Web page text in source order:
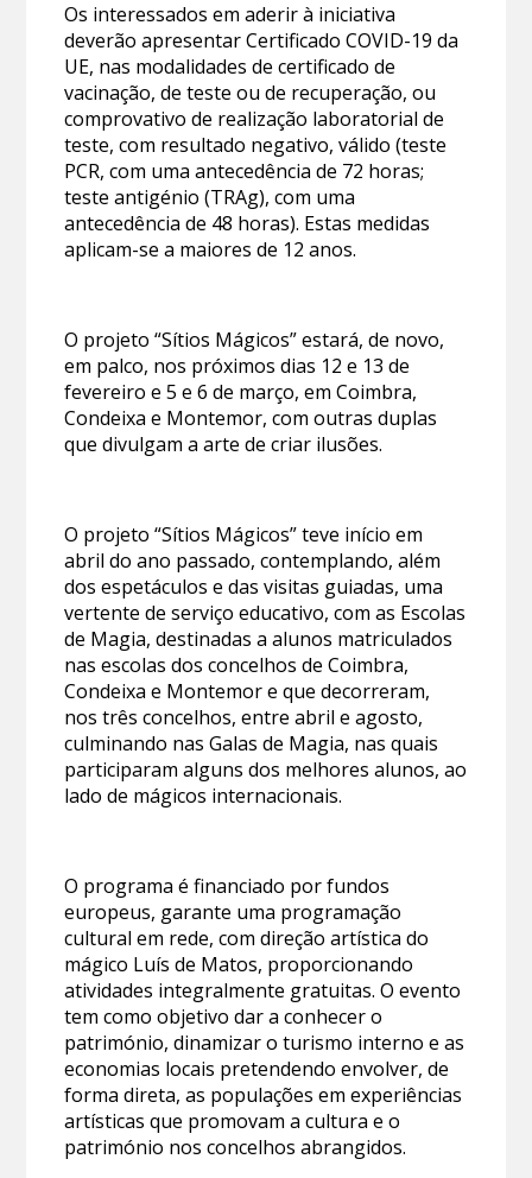
Os interessados em aderir à iniciativa
deverão apresentar Certificado COVID-19 da
UE, nas modalidades de certificado de
vacinação, de teste ou de recuperação, ou
comprovativo de realização laboratorial de
teste, com resultado negativo, válido (teste
PCR, com uma antecedência de 72 horas;
teste antigénio (TRAg), com uma
antecedência de 48 horas). Estas medidas
aplicam-se a maiores de 12 anos.
O projeto “Sítios Mágicos” estará, de novo,
em palco, nos próximos dias 12 e 13 de
fevereiro e 5 e 6 de março, em Coimbra,
Condeixa e Montemor, com outras duplas
que divulgam a arte de criar ilusões.
O projeto “Sítios Mágicos” teve início em
abril do ano passado, contemplando, além
dos espetáculos e das visitas guiadas, uma
vertente de serviço educativo, com as Escolas
de Magia, destinadas a alunos matriculados
nas escolas dos concelhos de Coimbra,
Condeixa e Montemor e que decorreram,
nos três concelhos, entre abril e agosto,
culminando nas Galas de Magia, nas quais
participaram alguns dos melhores alunos, ao
lado de mágicos internacionais.
O programa é financiado por fundos
europeus, garante uma programação
cultural em rede, com direção artística do
mágico Luís de Matos, proporcionando
atividades integralmente gratuitas. O evento
tem como objetivo dar a conhecer o
património, dinamizar o turismo interno e as
economias locais pretendendo envolver, de
forma direta, as populações em experiências
artísticas que promovam a cultura e o
património nos concelhos abrangidos.